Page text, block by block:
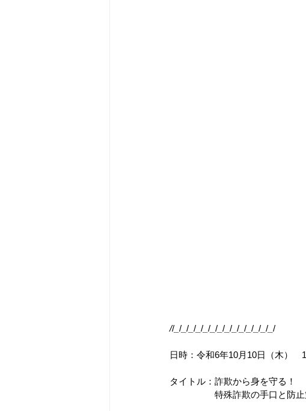
// / / / / / / / / / / / / / /
日時：令和6年10月10日（木）　
タイトル：詐欺から身を守る！
特殊詐欺の手口と防止